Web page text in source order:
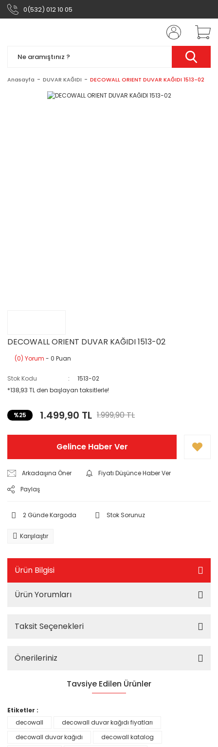
0(532) 012 10 05
Anasayfa DUVAR KAĞIDI DECOWALL ORIENT DUVAR KAĞIDI 1513-02
DECOWALL ORIENT DUVAR KAĞIDI 1513-02
(0) Yorum - 0 Puan
Stok Kodu
1513-02
*138,93 TL den başlayan taksitlerle!
%25 1.499,90 TL 1.999,90 TL
Gelince Haber Ver
Arkadaşına Öner
Fiyatı Düşünce Haber Ver
Paylaş
2 Günde Kargoda Stok Sorunuz
Karşılaştır
Ürün Bilgisi
Ürün Yorumları
Taksit Seçenekleri
Önerileriniz
Tavsiye Edilen Ürünler
Etiketler :
decowall
decowall duvar kağıdı fiyatları
decowall duvar kağıdı
decowall katalog